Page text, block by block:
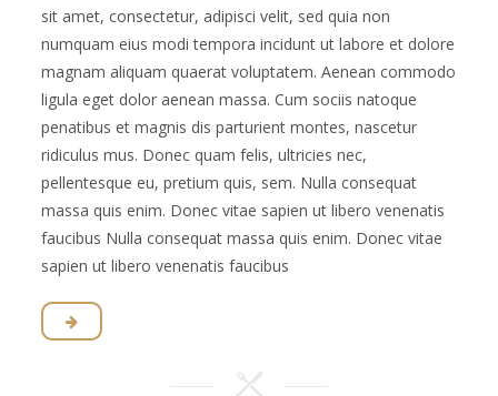
sit amet, consectetur, adipisci velit, sed quia non
numquam eius modi tempora incidunt ut labore et dolore
magnam aliquam quaerat voluptatem. Aenean commodo
ligula eget dolor aenean massa. Cum sociis natoque
penatibus et magnis dis parturient montes, nascetur
ridiculus mus. Donec quam felis, ultricies nec,
pellentesque eu, pretium quis, sem. Nulla consequat
massa quis enim. Donec vitae sapien ut libero venenatis
faucibus Nulla consequat massa quis enim. Donec vitae
sapien ut libero venenatis faucibus